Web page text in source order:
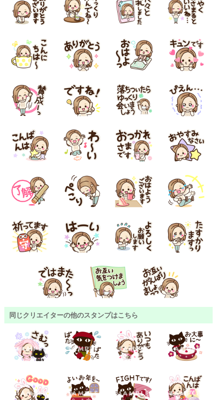
同じクリエイターの他のスタンプはこちら